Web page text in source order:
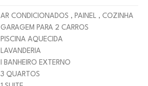
AR CONDICIONADOS , PAINEL , COZINHA
GARAGEM PARA 2 CARROS
PISCINA AQUECIDA
LAVANDERIA
I BANHEIRO EXTERNO
3 QUARTOS